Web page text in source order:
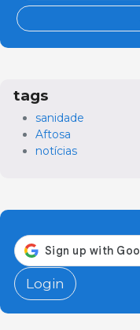
tags
sanidade
Aftosa
notícias
Login